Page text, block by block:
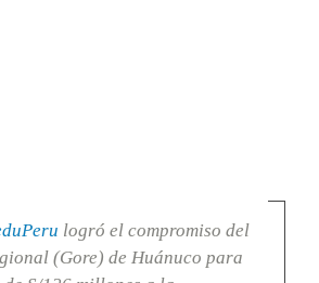
logró el compromiso del
(Gore) de Huánuco para